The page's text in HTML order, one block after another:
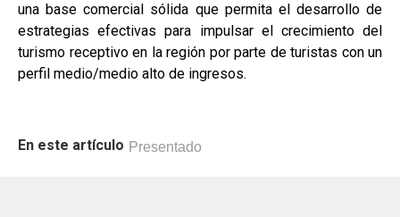
una base comercial sólida que permita el desarrollo de
estrategias efectivas para impulsar el crecimiento del
turismo receptivo en la región por parte de turistas con un
perfil medio/medio alto de ingresos.
En este artículo Presentado